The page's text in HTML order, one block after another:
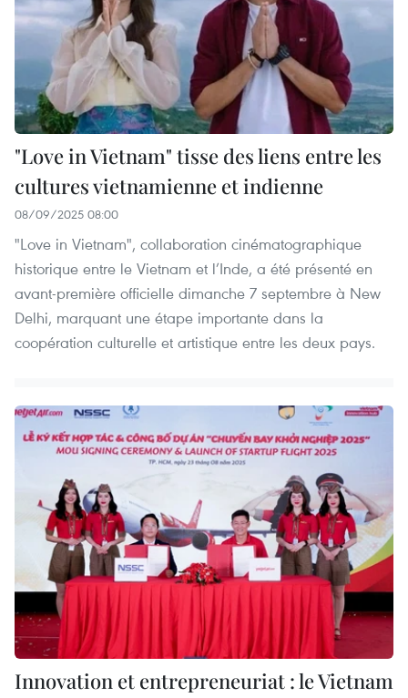
"Love in Vietnam" tisse des liens entre les
cultures vietnamienne et indienne
08/09/2025 08:00
"Love in Vietnam", collaboration cinématographique
historique entre le Vietnam et l’Inde, a été présenté en
avant-première officielle dimanche 7 septembre à New
Delhi, marquant une étape importante dans la
coopération culturelle et artistique entre les deux pays.
Innovation et entrepreneuriat : le Vietnam